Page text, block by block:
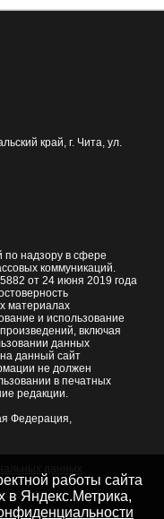
край, г. Чита, ул.
по надзору в сфере
коммуникаций.
от 24 июня 2019 года
материалах
и использование
включая
данных
данный сайт
не должен
в печатных
редакции.
Федерация,
края
работы сайта
в Яндекс.Метрика,